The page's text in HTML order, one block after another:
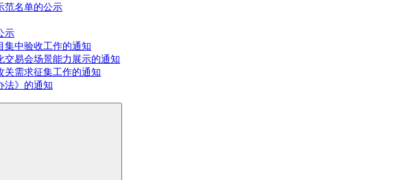
范名单的公示
示
集中验收工作的通知
交易会场景能力展示的通知
关需求征集工作的通知
法》的通知